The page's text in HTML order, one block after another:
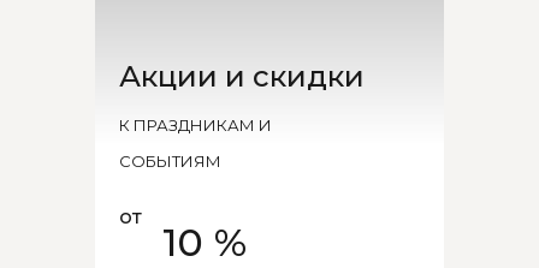
Акции и скидки
К ПРАЗДНИКАМ И
СОБЫТИЯМ
от
10 %